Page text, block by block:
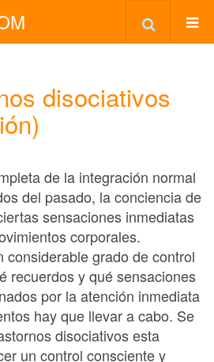
disociativos
de la integración normal
del pasado, la conciencia de
sensaciones inmediatas
corporales.
considerable grado de control
recuerdos y qué sensaciones
por la atención inmediata
hay que llevar a cabo. Se
disociativos esta
un control consciente y